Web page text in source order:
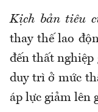
Kịch bản tiêu
thay thế lao
đến thất nghiệp
duy trì ở mức
áp lực giảm lên